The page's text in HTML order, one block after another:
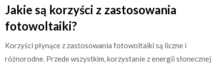
Jakie są korzyści z zastosowania
fotowoltaiki?
Korzyści płynące z zastosowania fotowoltaiki są liczne i
różnorodne. Przede wszystkim, korzystanie z energii słonecznej